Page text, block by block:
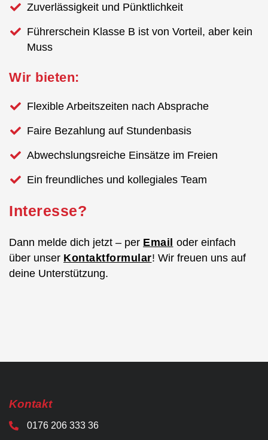
Zuverlässigkeit und Pünktlichkeit
Führerschein Klasse B ist von Vorteil, aber kein
Muss
Wir bieten:
Flexible Arbeitszeiten nach Absprache
Faire Bezahlung auf Stundenbasis
Abwechslungsreiche Einsätze im Freien
Ein freundliches und kollegiales Team
Interesse?
Dann melde dich jetzt – per Email oder einfach
über unser Kontaktformular! Wir freuen uns auf
deine Unterstützung.
Kontakt
0176 206 333 36